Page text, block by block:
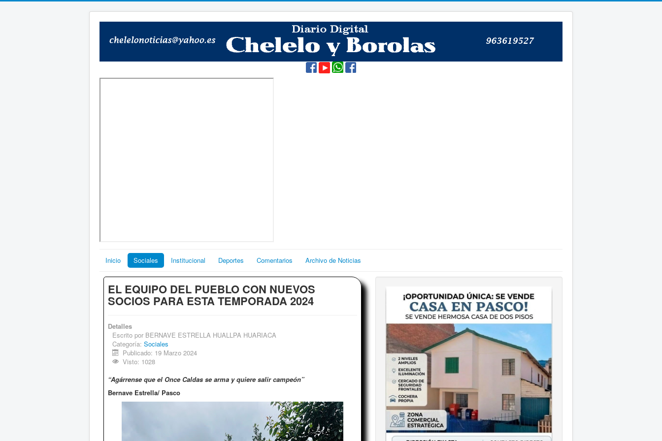
Inicio Sociales Institucional Deportes Comentarios Archivo de Noticias
EL EQUIPO DEL PUEBLO CON NUEVOS
SOCIOS PARA ESTA TEMPORADA 2024
Detalles
Escrito por BERNAVE ESTRELLA HUALLPA HUARIACA
Categoría: Sociales
Publicado: 19 Marzo 2024
Visto: 1028
“Agárrense que el Once Caldas se arma y quiere salir campeón”
Bernave Estrella/ Pasco